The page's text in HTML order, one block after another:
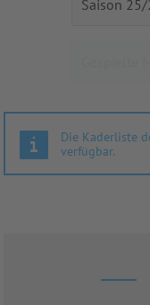
Die Kaderliste
verfügbar.